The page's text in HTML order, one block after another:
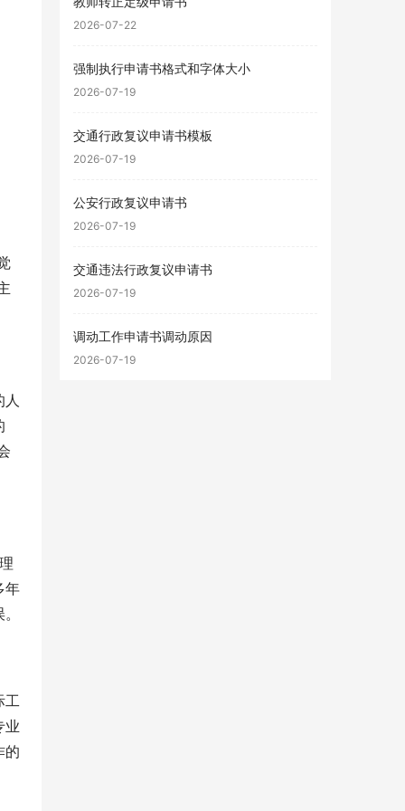
人
年
工
业
的
2026-07-22
强制执行申请书格式和字体大小
2026-07-19
交通行政复议申请书模板
2026-07-19
公安行政复议申请书
2026-07-19
交通违法行政复议申请书
2026-07-19
调动工作申请书调动原因
2026-07-19